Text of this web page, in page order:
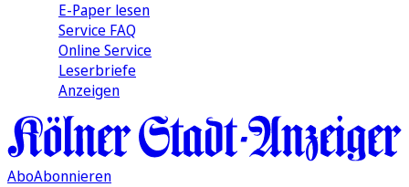
E-Paper lesen
Service FAQ
Online Service
Leserbriefe
Anzeigen
AboAbonnieren